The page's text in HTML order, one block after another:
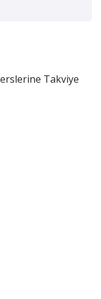
Takviye